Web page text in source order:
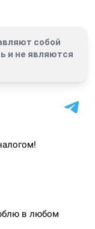
собой
и не являются